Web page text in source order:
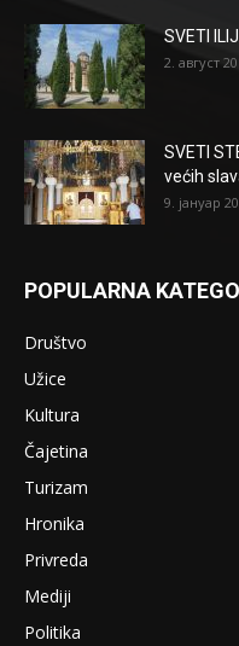
SVETI
2. август
SVETI
većih
9. јануар
POPULARNA
Društvo
Užice
Kultura
Čajetina
Turizam
Hronika
Privreda
Mediji
Politika